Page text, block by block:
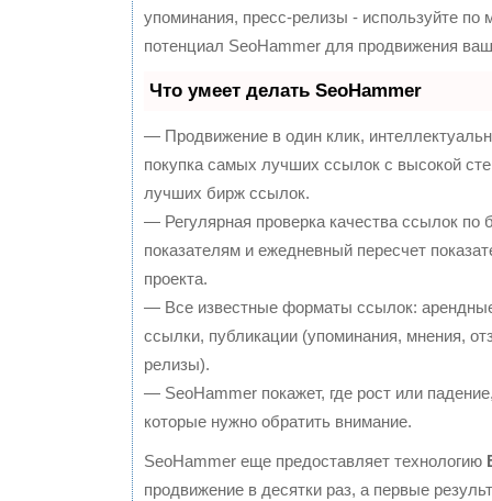
упоминания, пресс-релизы - используйте по
потенциал SeoHammer для продвижения
Что умеет делать SeoHammer
— Продвижение в один клик,
покупка самых лучших ссылок с высокой
лучших бирж ссылок.
— Регулярная проверка качества ссылок по
показателям и ежедневный пересчет
проекта.
— Все известные форматы ссылок:
ссылки, публикации (упоминания, мнения,
релизы).
— SeoHammer покажет, где рост или
которые нужно обратить внимание.
SeoHammer еще предоставляет технологию
продвижение в десятки раз, а первые